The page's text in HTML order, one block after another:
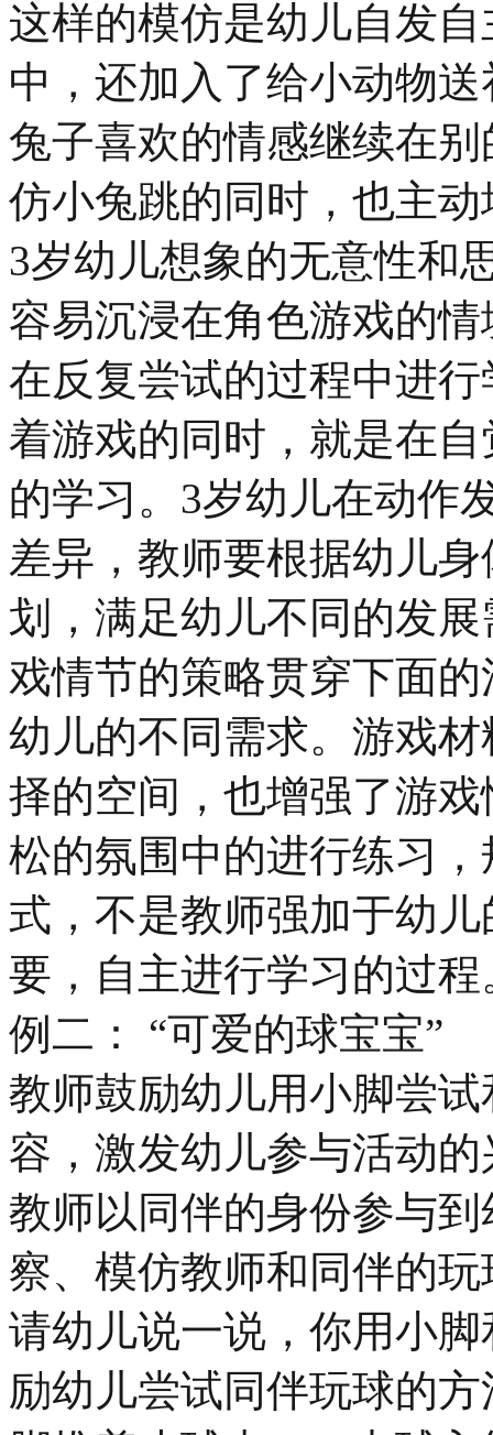
这样的模仿是幼儿自发
中，还加入了给小动物
兔子喜欢的情感继续在
仿小兔跳的同时，也主
3岁幼儿想象的无意性和
容易沉浸在角色游戏的
在反复尝试的过程中进
着游戏的同时，就是在
的学习。3岁幼儿在动作
差异，教师要根据幼儿
划，满足幼儿不同的发
戏情节的策略贯穿下面
幼儿的不同需求。游戏
择的空间，也增强了游
松的氛围中的进行练习
式，不是教师强加于幼
要，自主进行学习的过程
例二： “可爱的球宝宝”
教师鼓励幼儿用小脚尝
容，激发幼儿参与活动的
教师以同伴的身份参与
察、模仿教师和同伴的
请幼儿说一说，你用小
励幼儿尝试同伴玩球的